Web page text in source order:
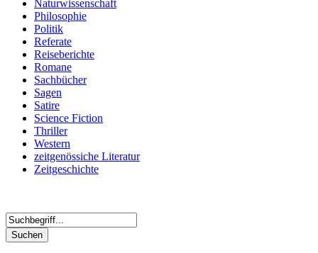
Naturwissenschaft
Philosophie
Politik
Referate
Reiseberichte
Romane
Sachbücher
Sagen
Satire
Science Fiction
Thriller
Western
zeitgenössiche Literatur
Zeitgeschichte